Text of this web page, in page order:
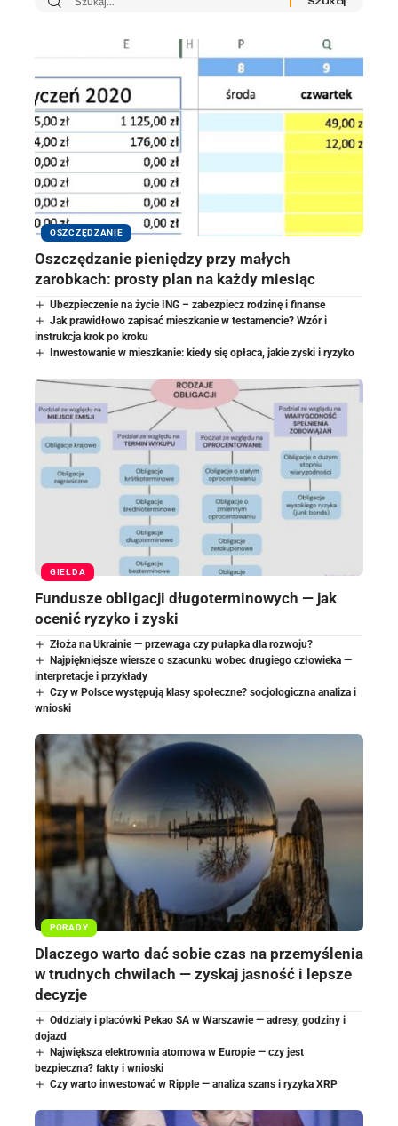
OSZCZĘDZANIE
Oszczędzanie pieniędzy przy małych
zarobkach: prosty plan na każdy miesiąc
Ubezpieczenie na życie ING – zabezpiecz rodzinę i finanse
Jak prawidłowo zapisać mieszkanie w testamencie? Wzór i
instrukcja krok po kroku
Inwestowanie w mieszkanie: kiedy się opłaca, jakie zyski i ryzyko
GIEŁDA
Fundusze obligacji długoterminowych — jak
ocenić ryzyko i zyski
Złoża na Ukrainie — przewaga czy pułapka dla rozwoju?
Najpiękniejsze wiersze o szacunku wobec drugiego człowieka —
interpretacje i przykłady
Czy w Polsce występują klasy społeczne? socjologiczna analiza i
wnioski
PORADY
Dlaczego warto dać sobie czas na przemyślenia
w trudnych chwilach — zyskaj jasność i lepsze
decyzje
Oddziały i placówki Pekao SA w Warszawie — adresy, godziny i
dojazd
Największa elektrownia atomowa w Europie — czy jest
bezpieczna? fakty i wnioski
Czy warto inwestować w Ripple — analiza szans i ryzyka XRP